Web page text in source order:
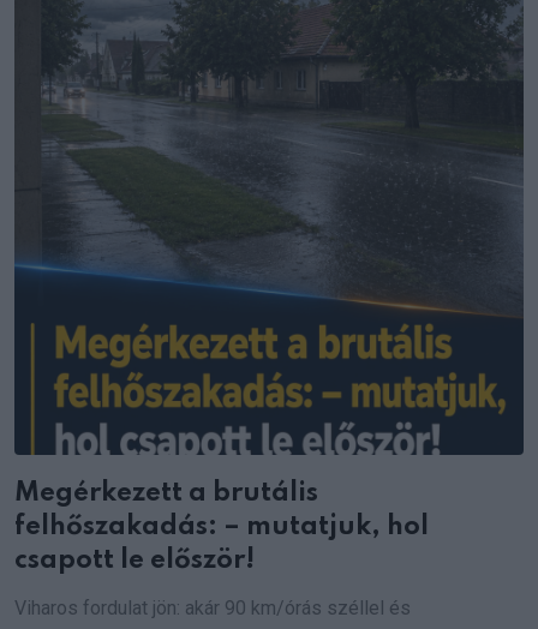
Megérkezett a brutális
felhőszakadás: – mutatjuk, hol
csapott le először!
Viharos fordulat jön: akár 90 km/órás széllel és